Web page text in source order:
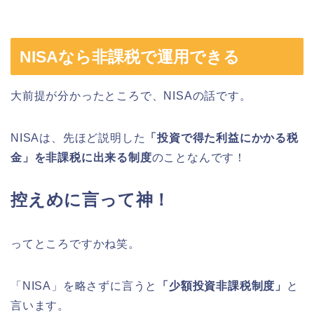
NISAなら非課税で運用できる
大前提が分かったところで、NISAの話です。
NISAは、先ほど説明した
「投資で得た利益にかかる税
金」を非課税に出来る制度のことなんです！
控えめに言って神！
ってところですかね笑。
「NISA」を略さずに言うと 「少額投資非課税制度」
と
言います。